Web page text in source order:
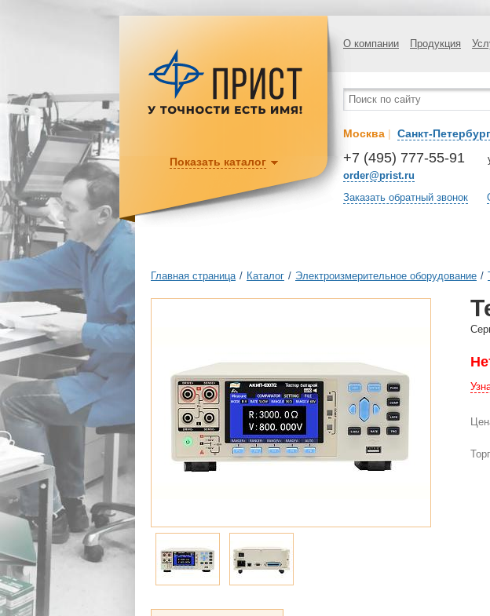
О компании Продукция
Москва | Санкт-Петербург
+7 (495) 777-55-91
order@prist.ru
Заказать обратный звонок
Показать каталог
Главная страница / Каталог / Электроизмерительное оборудование /